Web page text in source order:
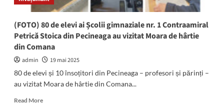
(FOTO) 80 de elevi ai Școlii gimnaziale nr. 1 Contraamiral
Petrică Stoica din Pecineaga au vizitat Moara de hârtie
din Comana
admin
19 mai 2025
80 de elevi și 10 însoțitori din Pecineaga – profesori și părinți –
au vizitat Moara de hârtie din Comana...
Read MoreRead